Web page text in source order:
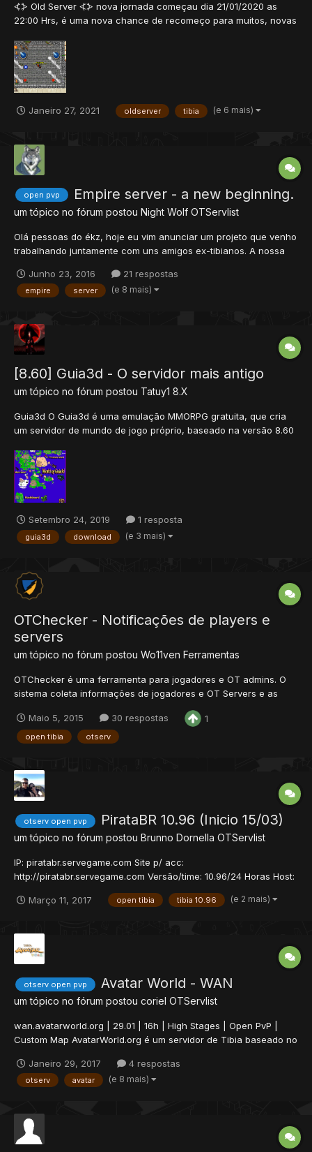
⦓⦔ Old Server ⦓⦔ nova jornada começau dia 21/01/2020 as
22:00 Hrs, é uma nova chance de recomeço para muitos, novas
Nosso projeto passou por diversos reparos e ajustes nos ultimos
dias, visando o melhor para vocês. - Possui...
Janeiro 27, 2021 oldserver tibia (e 6 mais)
open pvp Empire server - a new beginning.
um tópico no fórum postou Night Wolf OTServlist
Olá pessoas do ékz, hoje eu vim anunciar um projeto que venho
trabalhando juntamente com uns amigos ex-tibianos. A nossa
distante dos servidores bons brasileiros e eu como coordenador
de desenvolvimento decidi tomar uma atitude pra tentar mudar...
Junho 23, 2016 21 respostas
empire server (e 8 mais)
[8.60] Guia3d - O servidor mais antigo
um tópico no fórum postou Tatuy1 8.X
Guia3d O Guia3d é uma emulação MMORPG gratuita, que cria
um servidor de mundo de jogo próprio, baseado na versão 8.60
Server. Getting Started Calculadora de bandeiras Flags HERE.
otserv(schema-mysql).sql conta padrã...
Setembro 24, 2019 1 resposta
guia3d download (e 3 mais)
OTChecker - Notificações de players e
servers
um tópico no fórum postou Wo11ven Ferramentas
OTChecker é uma ferramenta para jogadores e OT admins. O
sistema coleta informações de jogadores e OT Servers e as
melhores servidores e veja informações legais sobre eles. Você
pode receber notificações quando um jogador for...
Maio 5, 2015 30 respostas 1
open tibia otserv
otserv open pvp PirataBR 10.96 (Inicio 15/03)
um tópico no fórum postou Brunno Dornella OTServlist
IP: piratabr.servegame.com Site p/ acc:
http://piratabr.servegame.com Versão/time: 10.96/24 Horas Host:
Inicio do Servidor: 08/02/2016 (antiga versão 8.6) RESET:
Março 11, 2017 open tibia tibia 10.96 (e 2 mais)
otserv open pvp Avatar World - WAN
um tópico no fórum postou coriel OTServlist
wan.avatarworld.org | 29.01 | 16h | High Stages | Open PvP |
Custom Map AvatarWorld.org é um servidor de Tibia baseado no
eles: Vaatu e Raava. Hoje iremos estrear o nosso terceiro mundo
Wan, que, diferente dos outros dois, será...
Janeiro 29, 2017 4 respostas
otserv avatar (e 8 mais)